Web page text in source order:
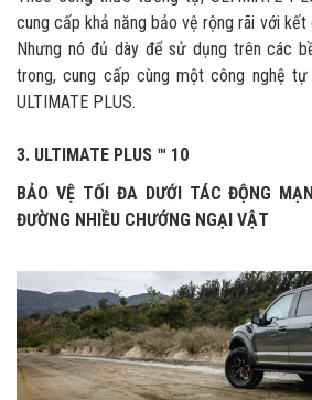
cung cấp khả năng bảo vệ rộng rãi với
Nhưng nó đủ dày để sử dụng trên các
trong, cung cấp cùng một công nghệ
ULTIMATE PLUS.
3. ULTIMATE PLUS ™ 10
BẢO VỆ TỐI ĐA DƯỚI TÁC ĐỘNG
ĐƯỜNG NHIỀU CHƯỚNG NGẠI VẬT